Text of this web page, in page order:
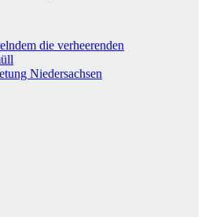
die verheerenden
Niedersachsen